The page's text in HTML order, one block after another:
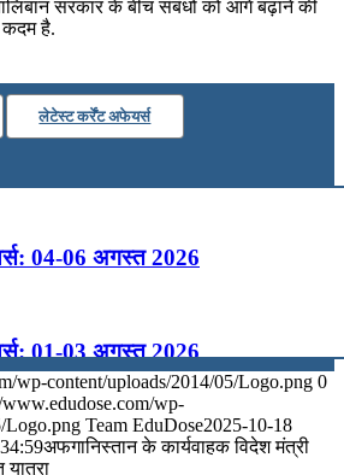
सरकार के बीच संबंधों को आगे बढ़ाने की
कदम है.
लेटेस्ट कर्रेंट अफेयर्स
04-06 अगस्त 2026
01-03 अगस्त 2026
28-31 जुलाई 2026
wp-content/uploads/2014/05/Logo.png 0
wp-
Logo.png Team EduDose2025-10-18
अफगानिस्तान के कार्यवाहक विदेश मंत्री
यात्रा